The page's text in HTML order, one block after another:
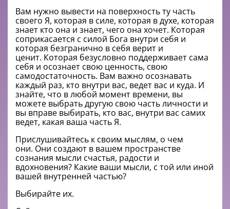
Вам нужно вывести на поверхность ту часть
своего Я, которая в силе, которая в духе, которая
знает кто она и знает, чего она хочет. Которая
соприкасается с силой Бога внутри себя и
которая безгранично в себя верит и
ценит. Которая безусловно поддерживает сама
себя и осознает свою ценность, свою
самодостаточность. Вам важно осознавать
каждый раз, кто внутри вас, ведет вас и куда. И
знайте, что в любой момент времени, вы
можете выбрать другую свою часть личности и
вы вправе выбирать, кто вас, внутри вас самих
ведет, какая ваша часть Я.
Прислушивайтесь к своим мыслям, о чем
они. Они создают в вашем пространстве
сознания мысли счастья, радости и
вдохновения? Какие ваши мысли, с той или иной
вашей внутренней частью?
Выбирайте их.